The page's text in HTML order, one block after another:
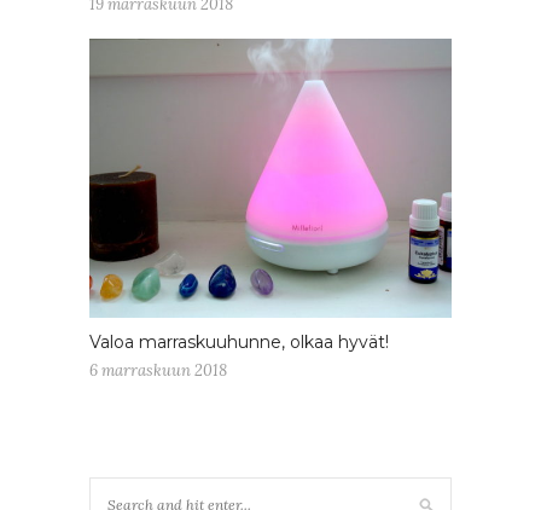
19 marraskuun 2018
Valoa marraskuuhunne, olkaa hyvät!
6 marraskuun 2018